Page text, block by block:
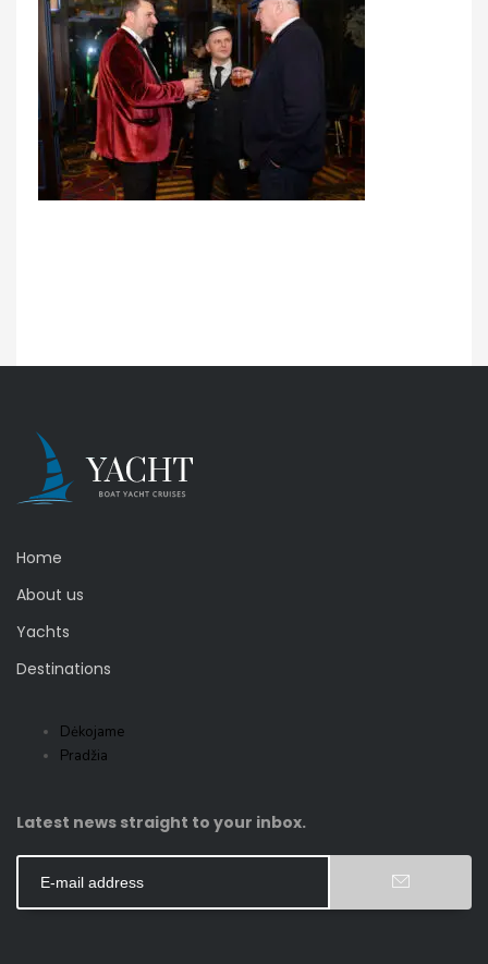
Home
About us
Yachts
Destinations
Dėkojame
Pradžia
Latest news straight to your inbox.